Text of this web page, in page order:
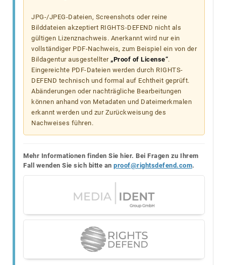
JPG-/JPEG-Dateien, Screenshots oder reine
Bilddateien akzeptiert RIGHTS-DEFEND nicht als
gültigen Lizenznachweis. Anerkannt wird nur ein
vollständiger PDF-Nachweis, zum Beispiel ein von der
Bildagentur ausgestellter „Proof of License“.
Eingereichte PDF-Dateien werden durch RIGHTS-
DEFEND technisch und formal auf Echtheit geprüft.
Abänderungen oder nachträgliche Bearbeitungen
können anhand von Metadaten und Dateimerkmalen
erkannt werden und zur Zurückweisung des
Nachweises führen.
Mehr Informationen finden Sie hier. Bei Fragen zu Ihrem
Fall wenden Sie sich bitte an proof@rightsdefend.com.